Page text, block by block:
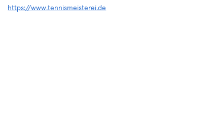
https://www.tennismeisterei.de